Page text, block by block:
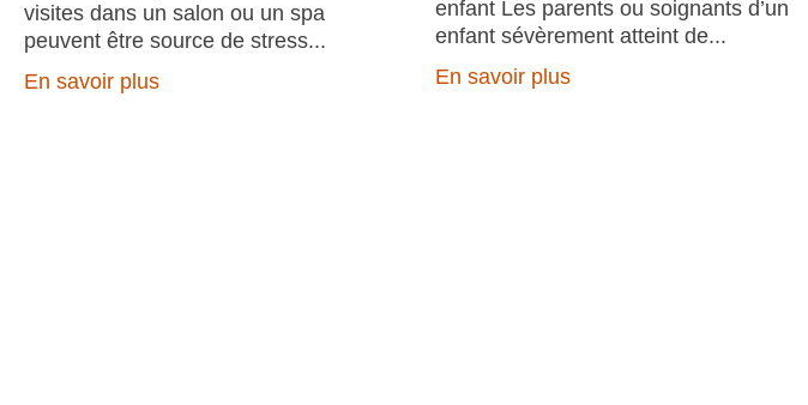
visites dans un salon ou un spa
peuvent être source de stress
En savoir plus
enfant Les parents ou soignants d’un
enfant sévèrement atteint de
En savoir plus